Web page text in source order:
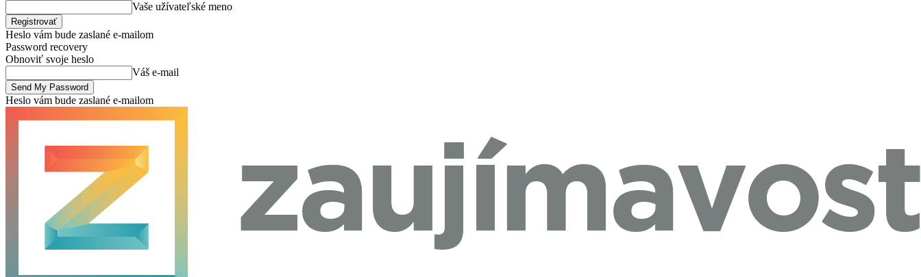
Vaše užívateľské meno
Heslo vám bude zaslané e-mailom
Password recovery
Obnoviť svoje heslo
Váš e-mail
Heslo vám bude zaslané e-mailom